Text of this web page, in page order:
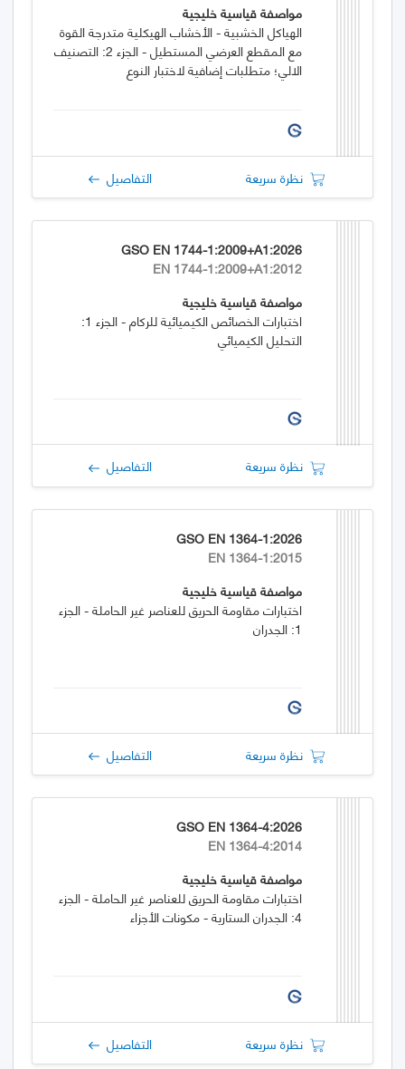
مواصفة قياسية خليجية
الهياكل الخشبية - الأخشاب الهيكلية متدرجة القوة
مع المقطع العرضي المستطيل - الجزء 2: التصنيف
الالي؛ متطلبات إضافية لاختبار النوع
نظرة سريعة التفاصيل
GSO EN 1744-1:2009+A1:2026
EN 1744-1:2009+A1:2012
مواصفة قياسية خليجية
اختبارات الخصائص الكيميائية للركام - الجزء 1:
التحليل الكيميائي
نظرة سريعة التفاصيل
GSO EN 1364-1:2026
EN 1364-1:2015
مواصفة قياسية خليجية
اختبارات مقاومة الحريق للعناصر غير الحاملة - الجزء
1: الجدران
نظرة سريعة التفاصيل
GSO EN 1364-4:2026
EN 1364-4:2014
مواصفة قياسية خليجية
اختبارات مقاومة الحريق للعناصر غير الحاملة - الجزء
4: الجدران الستارية - مكونات الأجزاء
نظرة سريعة التفاصيل